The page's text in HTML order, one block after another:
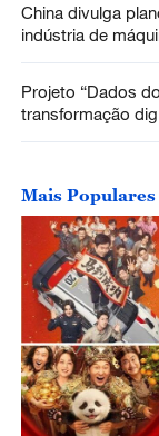
China divulga
indústria de
Projeto “Dados
transformação
Mais Populares